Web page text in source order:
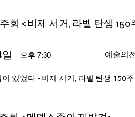
회 <비제 서거, 라벨 탄생 150
오후 7:30 예술의
있었다 - 비제 서거, 라벨 탄생 150